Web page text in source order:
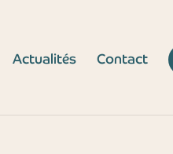
Actualités Contact